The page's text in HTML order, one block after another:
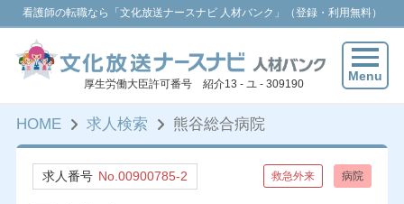
看護師の転職なら「文化放送ナースナビ 人材バンク」（登録・利用無料）
厚生労働大臣許可番号 紹介13 - ユ - 309190
Menu
HOME 求人検索 熊谷総合病院
求人番号 No.00900785-2 救急外来 病院